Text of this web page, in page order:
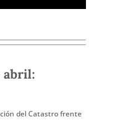
abril:
del Catastro frente